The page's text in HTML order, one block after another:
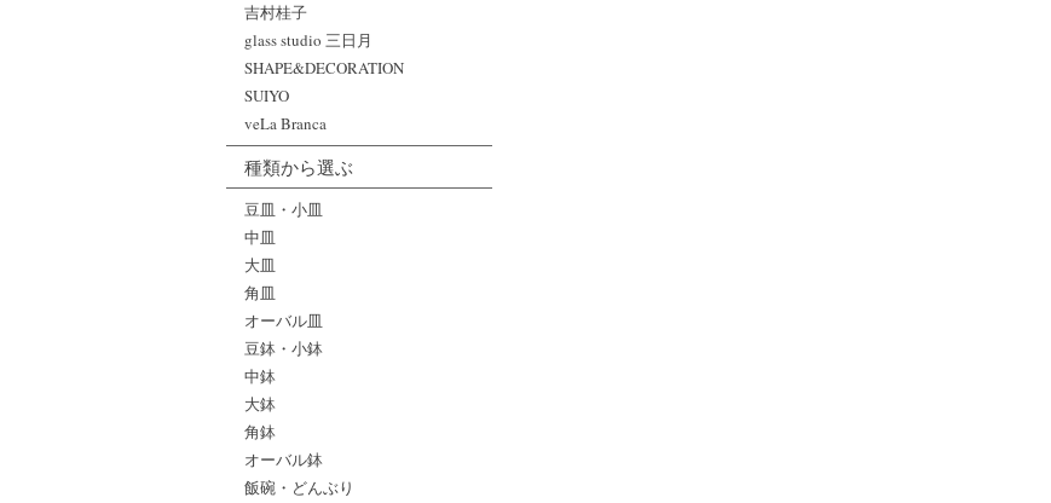
吉村桂子
glass studio 三日月
SHAPE&DECORATION
SUIYO
veLa Branca
種類から選ぶ
豆皿・小皿
中皿
大皿
角皿
オーバル皿
豆鉢・小鉢
中鉢
大鉢
角鉢
オーバル鉢
飯碗・どんぶり